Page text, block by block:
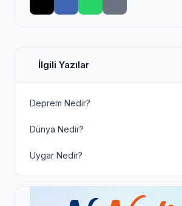
İlgili Yazılar
Deprem Nedir?
Dünya Nedir?
Uygar Nedir?